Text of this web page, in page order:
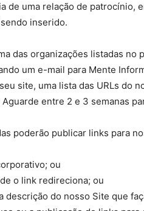
de uma relação de patrocínio,
inserido.
das organizações listadas
um e-mail para Mente
site, uma lista das URLs
entre 2 e 3 semanas
poderão publicar links para
ou
o link redireciona; ou
descrição do nosso Site que